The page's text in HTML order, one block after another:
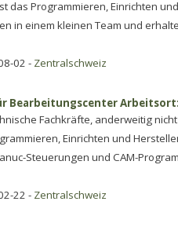
das Programmieren, Einrichten
in einem kleinen Team und
02 - Zentralschweiz
Bearbeitungscenter
Fachkräfte, anderweitig
Einrichten und
Steuerungen und CAM-
22 - Zentralschweiz